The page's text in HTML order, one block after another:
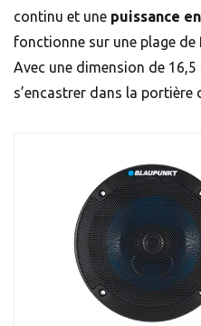
continu et une puissance
fonctionne sur une plage de
Avec une dimension de
s’encastrer dans la portière